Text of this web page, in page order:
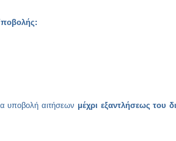
υποβολή αιτήσεων μέχρι εξαντλήσεως του